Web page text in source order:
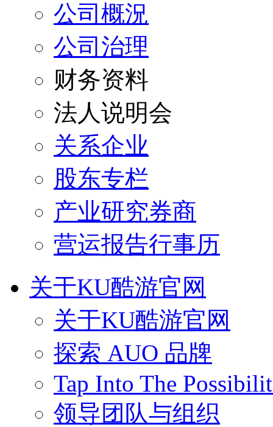
公司概況
公司治理
财务资料
法人说明会
关系企业
股东专栏
产业研究券商
营运报告行事历
关于KU酷游官网
关于KU酷游官网
探索 AUO 品牌
Tap Into The
领导团队与组织